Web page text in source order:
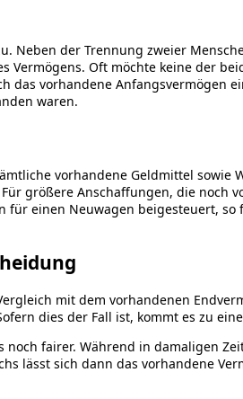
der Trennung zweier
Oft möchte keine der
vorhandene Anfangsvermögen
waren.
vorhandene Geldmittel
größere Anschaffungen, die
einen Neuwagen beigesteuert,
mit dem vorhandenen
dies der Fall ist, kommt es zu
fairer. Während in damaligen
lässt sich dann das vorhandene